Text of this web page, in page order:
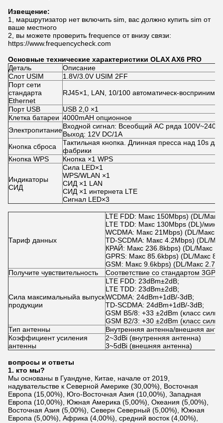
Извещение:
1, маршрутизатор нет включить sim, вас должно купить sim от
ваше местного
2, вы можете проверить frequence от внизу связи:
https://www.frequencycheck.com
Основные технические характеристики OLAX AX6 PRO
Деталь
Описание
Слот USIM
1.8V/3.0V USIM 2FF
Порт сети
стандарта
Ethernet
RJ45×1, LAN, 10/100 автоматическ-
Порт USB
USB 2,0 ×1
Клетка батареи 4000mAH опционное
ЭлектропитаниеВходной сигнал: Всеобщий AC ряда 100V~240V
Выход: 12V DC/1A
Кнопка сброса
Тактильная кнопка. Длинная пресса над 10s
фабрики
Кнопка WPS
Кнопка ×1 WPS
Индикаторы
СИД
Сила LED×1
WPS/WLAN ×1
СИД ×1 LAN
СИД ×1 интернета LTE
Сигнал LED×3
Тариф данных
LTE FDD: Макс 150Mbps) (DL/Макс
LTE TDD: Макс 130Mbps (DL)/
WCDMA: Макс 21Mbps) (DL/Макс
TD-SCDMA: Макс 4.2Mbps) (DL/
КРАЙ: Макс 236.8kbps) (DL/Макс
GPRS: Макс 85.6kbps) (DL/Макс
GSM: Макс 9.6kbps) (DL/Макс
Получите чувствительность
Соответствие со стандартом 3GPP
Сила максимальныйа выпуск
продукции
LTE FDD: 23dBm±2dB;
LTE TDD: 23dBm±2dB;
WCDMA: 24dBm+1dB/-3dB;
TD-SCDMA: 24dBm+1dB/-3dB;
GSM B5/8: +33 ±2dBm (класс силы
GSM B2/3: +30 ±2dBm (класс силы
Тип антенны
Внутренняя антенна/внешняя
Коэффициент усиления
антенны
2~3dBi (внутренняя антенна)
3~5dBi (внешняя антенна)
вопросы и ответы
1. кто мы?
Мы основаны в Гуандуне, Китае, начале от 2019,
надувательстве к Северной Америке (30,00%), Восточная
Европа (15,00%), Юго-Восточная Азия (10,00%), Западная
Европа (10,00%), Южная Америка (5,00%), Океания (5,00%),
Восточная Азия (5,00%), Северн Северный (5,00%), Южная
Европа (5,00%), Африка (4,00%), средний восток (4,00%),